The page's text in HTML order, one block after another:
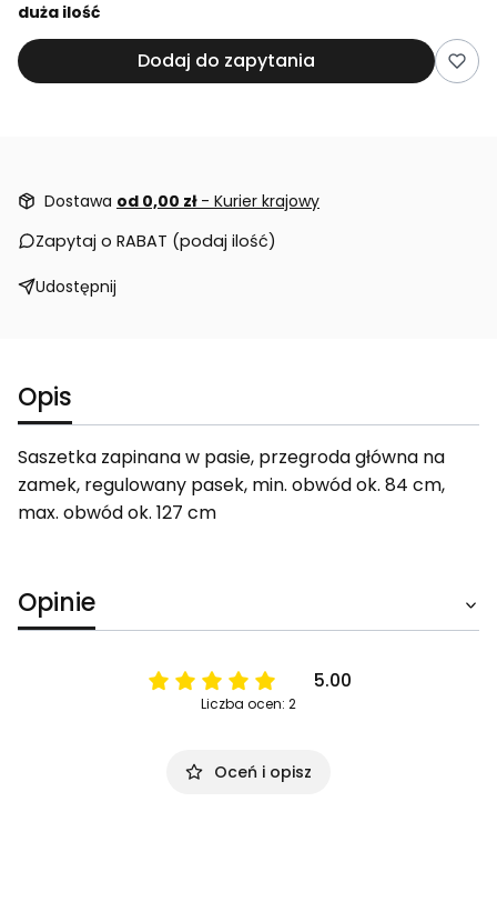
duża ilość
Dodaj do zapytania
Dostawa od 0,00 zł - Kurier krajowy
Zapytaj o RABAT (podaj ilość)
Udostępnij
Opis
Saszetka zapinana w pasie, przegroda główna na
zamek, regulowany pasek, min. obwód ok. 84 cm,
max. obwód ok. 127 cm
Opinie
5.00
Liczba ocen: 2
Oceń i opisz